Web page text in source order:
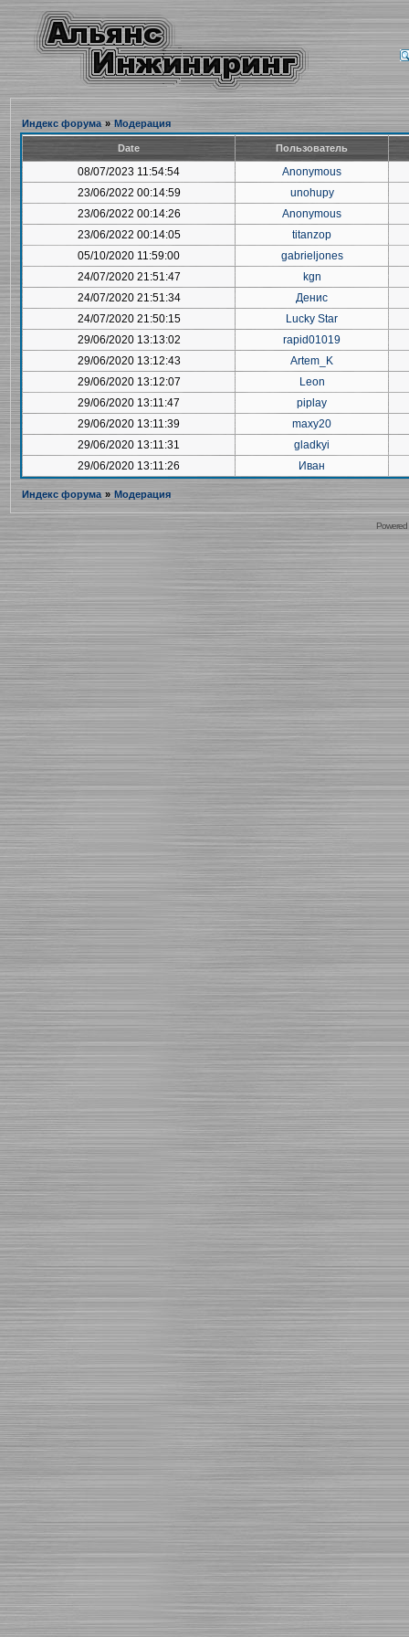
Индекс форума » Модерация
Date Пользователь
08/07/2023 11:54:54
Anonymous
23/06/2022 00:14:59
unohupy
23/06/2022 00:14:26
Anonymous
23/06/2022 00:14:05
titanzop
05/10/2020 11:59:00
gabrieljones
24/07/2020 21:51:47
kgn
24/07/2020 21:51:34
Денис
24/07/2020 21:50:15
Lucky Star
29/06/2020 13:13:02
rapid01019
29/06/2020 13:12:43
Artem_K
29/06/2020 13:12:07
Leon
29/06/2020 13:11:47
piplay
29/06/2020 13:11:39
maxy20
29/06/2020 13:11:31
gladkyi
29/06/2020 13:11:26
Иван
Индекс форума » Модерация